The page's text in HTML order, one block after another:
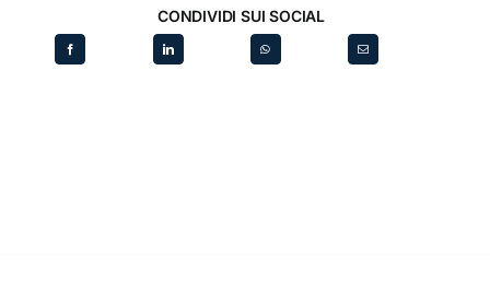
CONDIVIDI SUI SOCIAL